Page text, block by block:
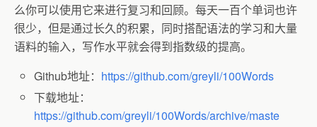
么你可以使用它来进行复习和回顾。每天一百个单词也许
很少，但是通过长久的积累，同时搭配语法的学习和大量
语料的输入，写作水平就会得到指数级的提高。
Github地址： https://github.com/greyli/100Words
下载地址：
https://github.com/greyli/100Words/archive/maste